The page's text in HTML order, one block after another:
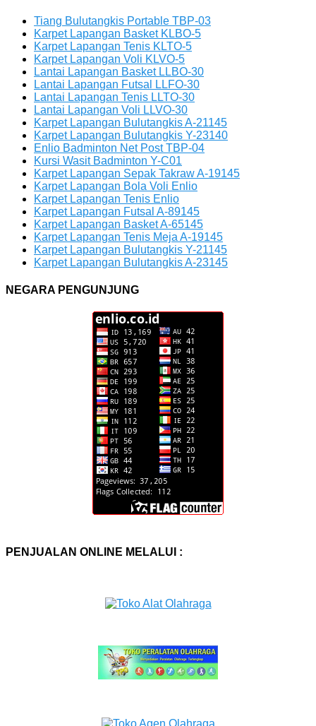
Tiang Bulutangkis Portable TBP-03
Karpet Lapangan Basket KLBO-5
Karpet Lapangan Tenis KLTO-5
Karpet Lapangan Voli KLVO-5
Lantai Lapangan Basket LLBO-30
Lantai Lapangan Futsal LLFO-30
Lantai Lapangan Tenis LLTO-30
Lantai Lapangan Voli LLVO-30
Karpet Lapangan Bulutangkis A-21145
Karpet Lapangan Bulutangkis Y-23140
Enlio Badminton Net Post TBP-04
Kursi Wasit Badminton Y-C01
Karpet Lapangan Sepak Takraw A-19145
Karpet Lapangan Bola Voli Enlio
Karpet Lapangan Tenis Enlio
Karpet Lapangan Futsal A-89145
Karpet Lapangan Basket A-65145
Karpet Lapangan Tenis Meja A-19145
Karpet Lapangan Bulutangkis Y-21145
Karpet Lapangan Bulutangkis A-23145
NEGARA PENGUNJUNG
PENJUALAN ONLINE MELALUI :